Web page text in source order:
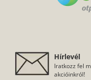
Hírlevél
Iratkozz fel
akcióinkról!